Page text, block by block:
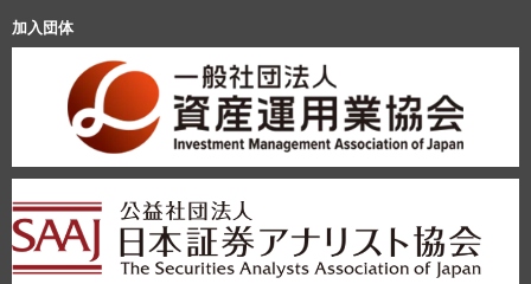
加入団体